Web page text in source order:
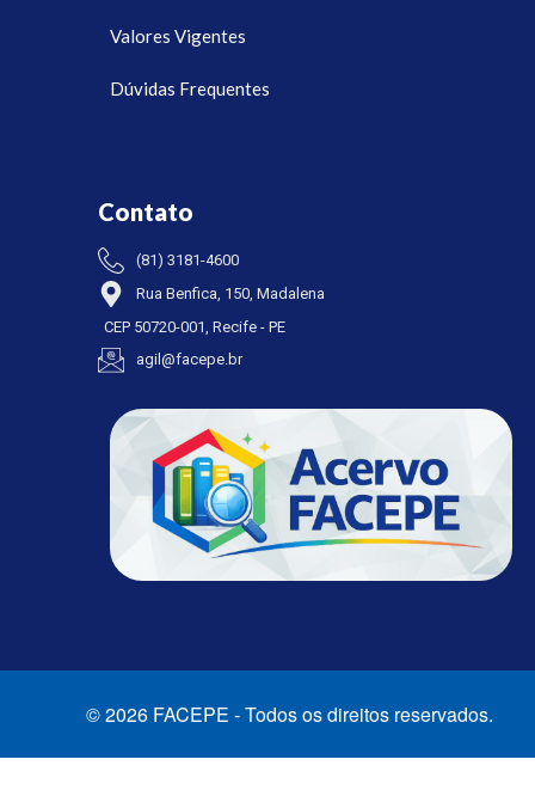
Valores Vigentes
Dúvidas Frequentes
Contato
(81) 3181-4600
Rua Benfica, 150, Madalena
CEP 50720-001, Recife - PE
agil@facepe.br
© 2026 FACEPE - Todos os direitos reservados.